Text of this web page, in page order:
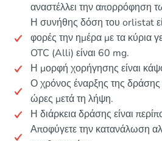
αναστέλλει την απορρόφηση
Η συνήθης δόση του orlistat
φορές την ημέρα με τα κύρια
OTC (Alli) είναι 60 mg.
Η μορφή χορήγησης είναι
Ο χρόνος έναρξης της δράσης
ώρες μετά τη λήψη.
Η διάρκεια δράσης είναι
Αποφύγετε την κατανάλωση